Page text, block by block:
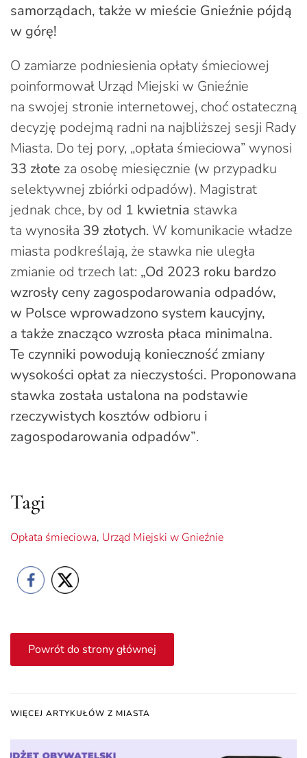
samorządach, także w mieście Gnieźnie pójdą
w górę!
O zamiarze podniesienia opłaty śmieciowej
poinformował Urząd Miejski w Gnieźnie
na swojej stronie internetowej, choć ostateczną
decyzję podejmą radni na najbliższej sesji Rady
Miasta. Do tej pory, „opłata śmieciowa” wynosi
33 złote za osobę miesięcznie (w przypadku
selektywnej zbiórki odpadów). Magistrat
jednak chce, by od 1 kwietnia stawka
ta wynosiła 39 złotych. W komunikacie władze
miasta podkreślają, że stawka nie uległa
zmianie od trzech lat: „Od 2023 roku bardzo
wzrosły ceny zagospodarowania odpadów,
w Polsce wprowadzono system kaucyjny,
a także znacząco wzrosła płaca minimalna.
Te czynniki powodują konieczność zmiany
wysokości opłat za nieczystości. Proponowana
stawka została ustalona na podstawie
rzeczywistych kosztów odbioru i
zagospodarowania odpadów”.
Tagi
Opłata śmieciowa, Urząd Miejski w Gnieźnie
Powrót do strony głównej
WIĘCEJ ARTYKUŁÓW Z MIASTA